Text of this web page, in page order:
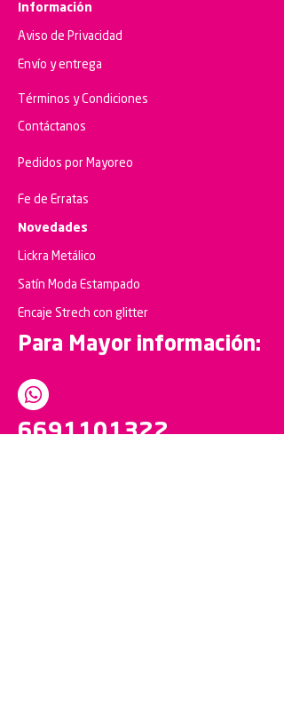
Información
Aviso de Privacidad
Envío y entrega
Términos y Condiciones
Contáctanos
Pedidos por Mayoreo
Fe de Erratas
Novedades
Lickra Metálico
Satín Moda Estampado
Encaje Strech con glitter
Para Mayor información:
6691101322